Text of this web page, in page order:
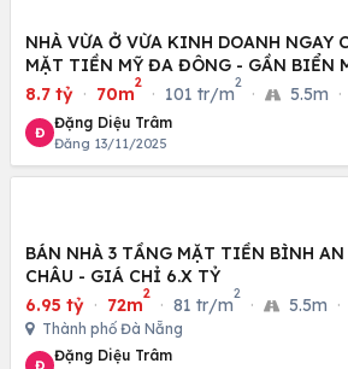
NHÀ VỪA Ở VỪA KINH DOANH NGAY
MẶT TIỀN MỸ ĐA ĐÔNG - GẦN BIỂN
8.7 tỷ · 70m
2
· 101 tr/m
2
· 5.5m ·
Đ
Đặng Diệu Trâm
Đăng 13/11/2025
BÁN NHÀ 3 TẦNG MẶT TIỀN BÌNH
CHÂU - GIÁ CHỈ 6.X TỶ
6.95 tỷ · 72m
2
· 81 tr/m
2
· 5.5m ·
Thành phố Đà Nẵng
Đ
Đặng Diệu Trâm